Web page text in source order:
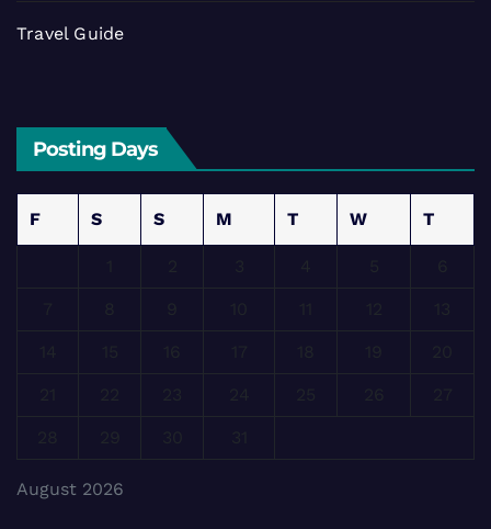
Travel Guide
Posting Days
August 2026
F S S M T W T